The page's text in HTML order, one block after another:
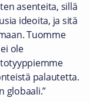
asenteita, sillä
ideoita, ja sitä
Tuomme
ole
palautetta.
globaali.”